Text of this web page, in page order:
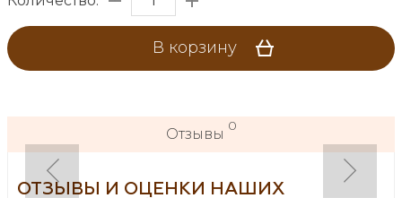
В корзину
Отзывы 0
ОТЗЫВЫ И ОЦЕНКИ НАШИХ